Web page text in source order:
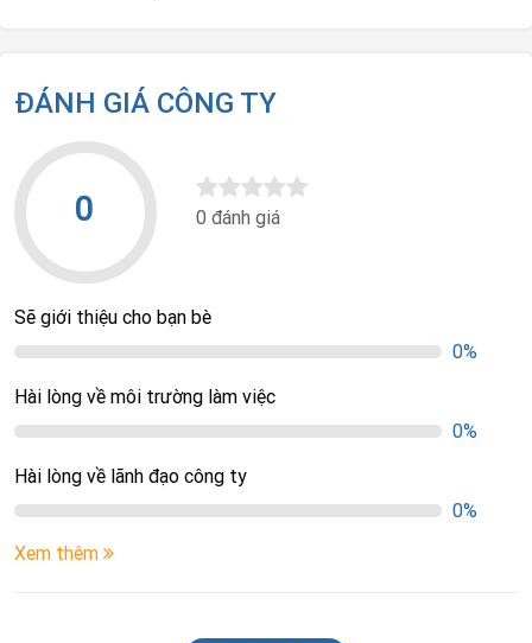
ĐÁNH GIÁ CÔNG TY
0 0 đánh giá
Sẽ giới thiệu cho bạn bè
0%
Hài lòng về môi trường làm việc
0%
Hài lòng về lãnh đạo công ty
0%
Xem thêm